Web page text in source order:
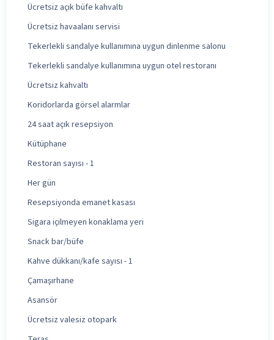
Ücretsiz açık büfe kahvaltı
Ücretsiz havaalanı servisi
Tekerlekli sandalye kullanımına uygun dinlenme salonu
Tekerlekli sandalye kullanımına uygun otel restoranı
Ücretsiz kahvaltı
Koridorlarda görsel alarmlar
24 saat açık resepsiyon
Kütüphane
Restoran sayısı - 1
Her gün
Resepsiyonda emanet kasası
Sigara içilmeyen konaklama yeri
Snack bar/büfe
Kahve dükkanı/kafe sayısı - 1
Çamaşırhane
Asansör
Ücretsiz valesiz otopark